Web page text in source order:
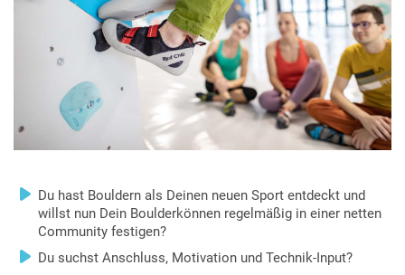
Du hast Bouldern als Deinen neuen Sport entdeckt und
willst nun Dein Boulderkönnen regelmäßig in einer netten
Community festigen?
Du suchst Anschluss, Motivation und Technik-Input?